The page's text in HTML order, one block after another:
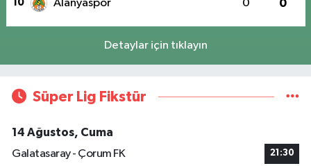
10 Alanyaspor 0 0
Detaylar için tıklayın
Süper Lig Fikstür
14 Ağustos, Cuma
Galatasaray - Çorum FK
21:30